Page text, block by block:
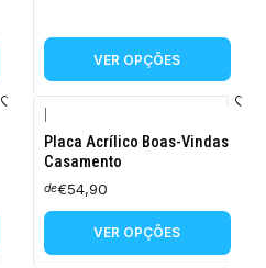
VER OPÇÕES
Placa Acrílico Boas-Vindas
Casamento
de€54,90
VER OPÇÕES